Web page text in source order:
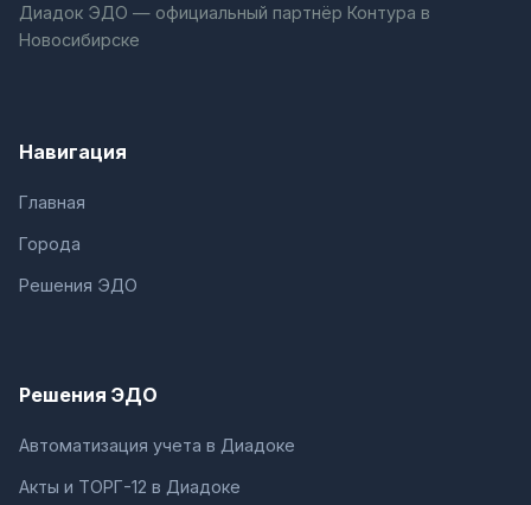
Диадок ЭДО — официальный партнёр Контура в
Новосибирске
Навигация
Главная
Города
Решения ЭДО
Решения ЭДО
Автоматизация учета в Диадоке
Акты и ТОРГ-12 в Диадоке